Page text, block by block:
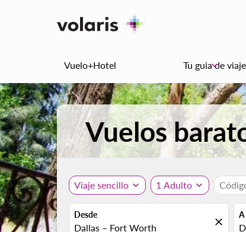
Vuelo+Hotel Tu guia de viaje
keyboard_arrow_down
Vuelos
Viaje sencillo expand_more 1 Adulto expand_more
Desde
close
A